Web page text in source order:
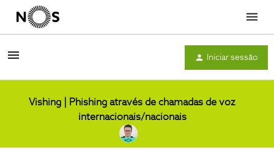
Menu
Iniciar sessão
Vishing | Phishing através de chamadas de voz
internacionais/nacionais